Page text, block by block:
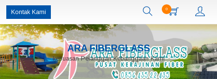
Kontak Kami 0
ARA FIBERGLASS
kepuasan Pelanggan Kebanggaan Kami